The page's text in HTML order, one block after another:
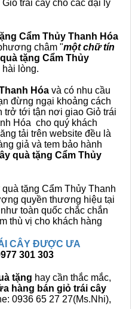
trái cây cho các đại lý
Cẩm Thủy Thanh Hóa
châm "một chữ tín
quà tặng Cẩm Thủy
hài lòng.
Hóa và có nhu cầu
đừng ngại khoảng cách
trở tới tận nơi giao Giỏ trái
Hóa cho quý khách
tải trên website đều là
giả và tem bảo hành
quà tặng Cẩm Thủy
tặng Cẩm Thủy Thanh
quyền thương hiệu tại
toàn quốc chắc chắn
thù vị cho khách hàng
CÂY ĐƯỢC ƯA
301 303
tặng hay cần thắc mắc,
hàng bán giỏ trái cây
0936 65 27 27(Ms.Nhi),